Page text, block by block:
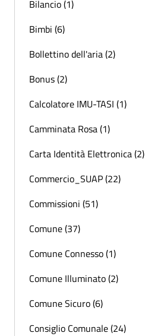
Bilancio (1)
Bimbi (6)
Bollettino dell'aria (2)
Bonus (2)
Calcolatore IMU-TASI (1)
Camminata Rosa (1)
Carta Identità Elettronica (2)
Commercio_SUAP (22)
Commissioni (51)
Comune (37)
Comune Connesso (1)
Comune Illuminato (2)
Comune Sicuro (6)
Consiglio Comunale (24)